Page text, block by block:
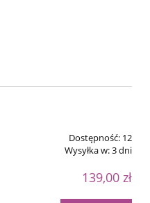
Dostępność: 12
Wysyłka w:3 dni
139,00 zł